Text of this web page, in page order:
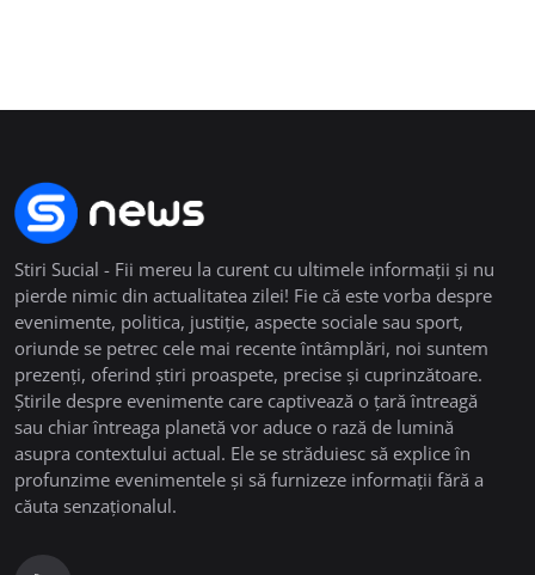
Stiri Sucial - Fii mereu la curent cu ultimele informații și nu
pierde nimic din actualitatea zilei! Fie că este vorba despre
evenimente, politica, justiție, aspecte sociale sau sport,
oriunde se petrec cele mai recente întâmplări, noi suntem
prezenți, oferind știri proaspete, precise și cuprinzătoare.
Știrile despre evenimente care captivează o țară întreagă
sau chiar întreaga planetă vor aduce o rază de lumină
asupra contextului actual. Ele se străduiesc să explice în
profunzime evenimentele și să furnizeze informații fără a
căuta senzaționalul.